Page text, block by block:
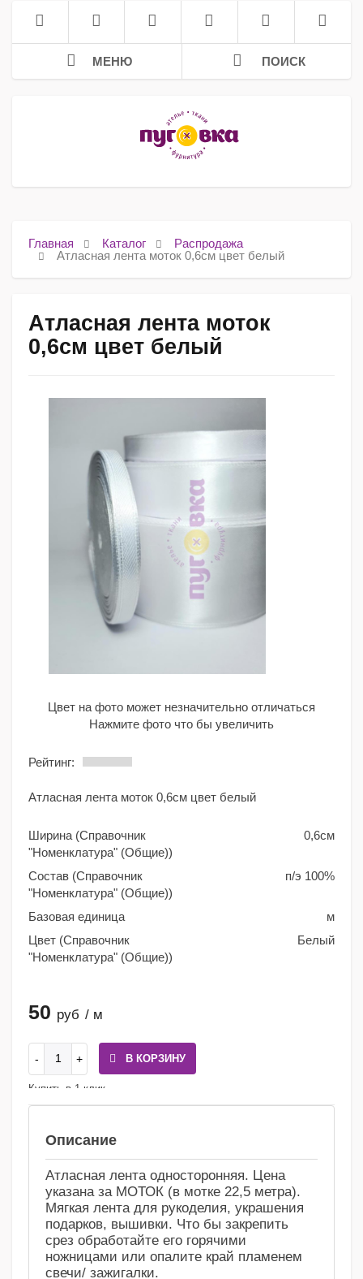
МЕНЮ ПОИСК
Главная Каталог
Распродажа
Атласная лента моток 0,6см цвет белый
Атласная лента моток
0,6см цвет белый
Цвет на фото может незначительно отличаться
Нажмите фото что бы увеличить
Рейтинг:
Атласная лента моток 0,6см цвет белый
Ширина (Справочник
"Номенклатура" (Общие))
0,6см
Состав (Справочник
"Номенклатура" (Общие))
п/э 100%
Базовая единица
м
Цвет (Справочник
"Номенклатура" (Общие))
Белый
50 руб / м
В КОРЗИНУ
Купить в 1 клик
Описание
Атласная лента односторонняя. Цена
указана за МОТОК (в мотке 22,5 метра).
Мягкая лента для рукоделия, украшения
подарков, вышивки. Что бы закрепить
срез обработайте его горячими
ножницами или опалите край пламенем
свечи/ зажигалки.